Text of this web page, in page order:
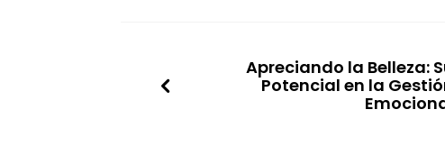
Apreciando la Belleza:
Potencial en la